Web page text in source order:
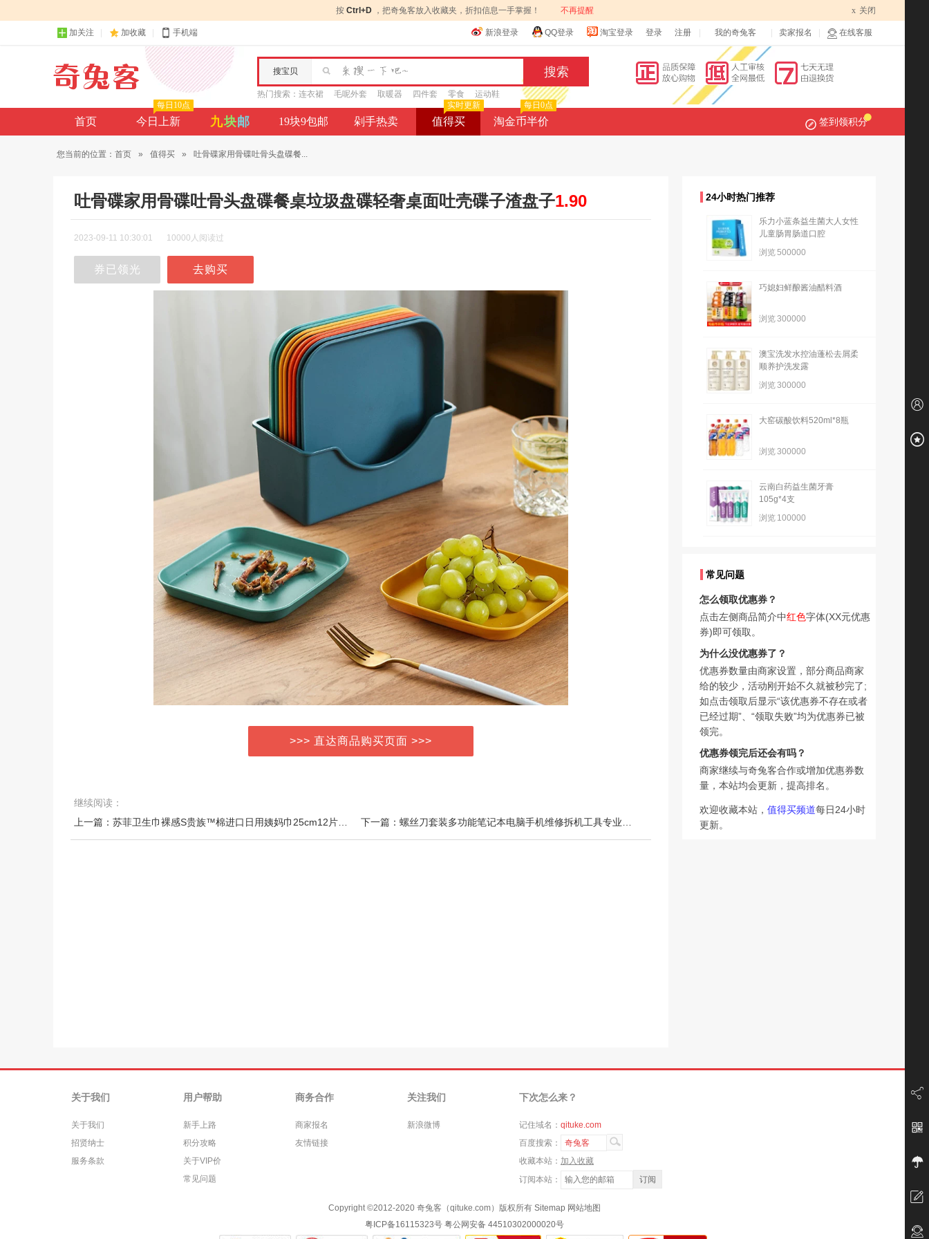
按 Ctrl+D ，把奇兔客放入收藏夹，折扣信息一手掌握！ 不再提醒 x 关闭
加关注 加收藏 手机端 新浪登录 QQ登录 淘宝登录 登录 注册 我的奇兔客 卖家报名 在线客服
搜宝贝
热门搜索： 连衣裙 毛呢外套 取暖器 四件套 零食 运动鞋
首页 今日上新
每日10点
九块邮 19块9包邮 剁手热卖 值得买
实时更新
淘金币半价
每日0点
签到领积分
您当前的位置： 首页 » 值得买 » 吐骨碟家用骨碟吐骨头盘碟餐...
吐骨碟家用骨碟吐骨头盘碟餐桌垃圾盘碟轻奢桌面吐壳碟子渣盘子1.90
2023-09-11 10:30:01 10000人阅读过
券已领光 去购买
>>> 直达商品购买页面 >>>
继续阅读：
24小时热门推荐
乐力小蓝条益生菌大人女性
儿童肠胃肠道口腔
浏览500000
巧媳妇鲜酿酱油醋料酒
浏览300000
澳宝洗发水控油蓬松去屑柔
顺养护洗发露
浏览300000
大窑碳酸饮料520ml*8瓶
浏览300000
云南白药益生菌牙膏
105g*4支
浏览 100000
常见问题
怎么领取优惠券？
点击左侧商品简介中红色字体(XX元优惠
券)即可领取。
为什么没优惠券了？
优惠券数量由商家设置，部分商品商家
给的较少，活动刚开始不久就被秒完了;
如点击领取后显示“该优惠券不存在或者
已经过期”、“领取失败”均为优惠券已被
领完。
优惠券领完后还会有吗？
商家继续与奇兔客合作或增加优惠券数
量，本站均会更新，提高排名。
欢迎收藏本站， 值得买频道每日24小时
更新。
关于我们
关于我们
招贤纳士
服务条款
用户帮助
新手上路
积分攻略
关于VIP价
常见问题
商务合作
商家报名
友情链接
关注我们
新浪微博
下次怎么来？
记住域名： qituke.com
百度搜索：
奇兔客
收藏本站： 加入收藏
订阅本站：
Copyright ©2012-2020 奇兔客（qituke.com）版权所有 Sitemap 网站地图
粤ICP备16115323号 粤公网安备 44510302000020号